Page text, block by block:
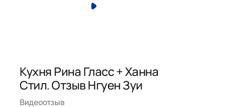
Кухня Рина Гласс + Ханна
Стил. Отзыв Нгуен Зуи
Видеоотзыв